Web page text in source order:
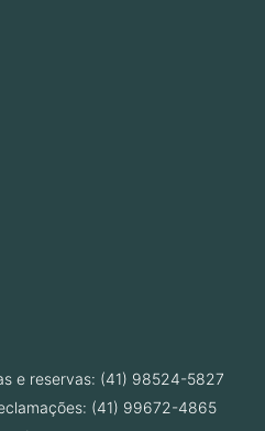
e reservas: (41) 98524-5827
(41) 99672-4865